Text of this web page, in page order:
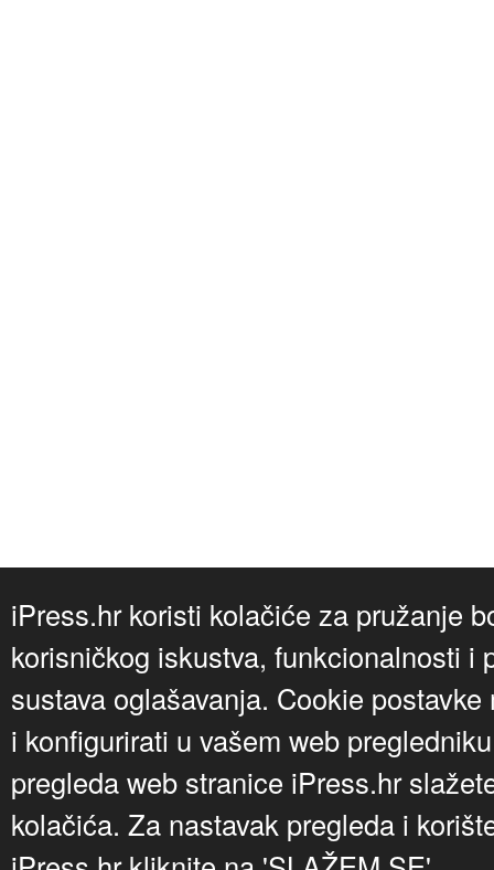
iPress.hr koristi kolačiće za pružanje
korisničkog iskustva, funkcionalnosti i
sustava oglašavanja. Cookie
i konfigurirati u vašem web
pregleda web stranice iPress.hr
kolačića. Za nastavak pregleda i